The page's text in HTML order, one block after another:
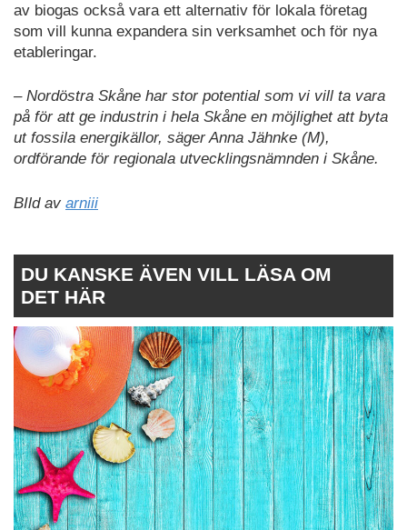
av biogas också vara ett alternativ för lokala företag
som vill kunna expandera sin verksamhet och för nya
etableringar.
– Nordöstra Skåne har stor potential som vi vill ta vara
på för att ge industrin i hela Skåne en möjlighet att byta
ut fossila energikällor, säger Anna Jähnke (M),
ordförande för regionala utvecklingsnämnden i Skåne.
BIld av arniii
DU KANSKE ÄVEN VILL LÄSA OM
DET HÄR